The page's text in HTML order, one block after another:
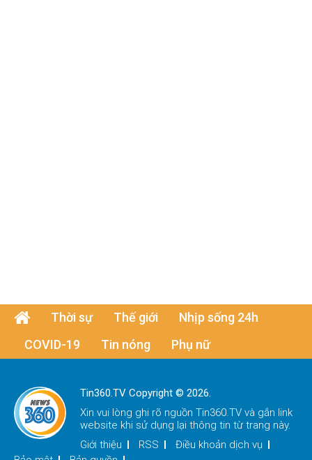
Thời sự Thế giới
Nhịp sống 24h
COVID-19
Tin nóng Phụ nữ
Tin360.TV Copyright © 2026.
Xin vui lòng ghi rõ nguồn Tin360.TV và gắn link
website khi sử dụng lại thông tin từ trang này.
Giới thiệu
RSS
Điều khoản dịch vụ